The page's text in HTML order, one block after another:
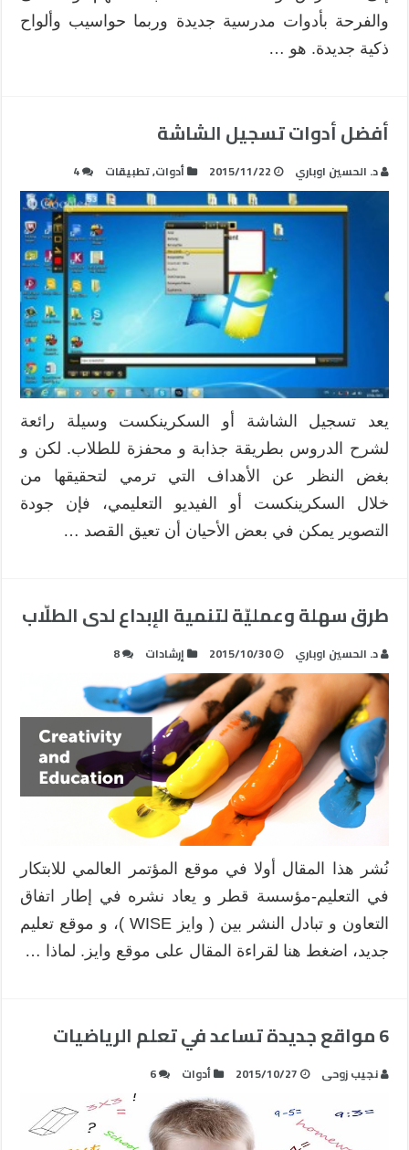
والفرحة بأدوات مدرسية جديدة وربما حواسيب وألواح
ذكية جديدة. هو …
أفضل أدوات تسجيل الشاشة
د. الحسين اوباري 2015/11/22 أدوات,تطبيقات 4
يعد تسجيل الشاشة أو السكرينكست وسيلة رائعة
لشرح الدروس بطريقة جذابة و محفزة للطلاب. لكن و
بغض النظر عن الأهداف التي ترمي لتحقيقها من
خلال السكرينكست أو الفيديو التعليمي، فإن جودة
التصوير يمكن في بعض الأحيان أن تعيق القصد …
طرق سهلة وعمليّة لتنمية الإبداع لدى الطلّاب
د. الحسين اوباري 2015/10/30 إرشادات 8
نُشر هذا المقال أولا في موقع المؤتمر العالمي للابتكار
في التعليم-مؤسسة قطر و يعاد نشره في إطار اتفاق
التعاون و تبادل النشر بين ( وايز WISE )، و موقع تعليم
جديد، اضغط هنا لقراءة المقال على موقع وايز. لماذا …
6 مواقع جديدة تساعد في تعلم الرياضيات
نجيب زوحى 2015/10/27 أدوات 6